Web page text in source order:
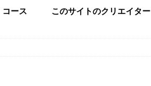
コース このサイトのクリエイター